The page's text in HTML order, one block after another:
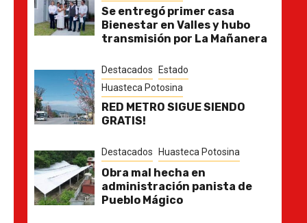
Se entregó primer casa
Bienestar en Valles y hubo
transmisión por La Mañanera
Destacados
Estado
Huasteca Potosina
RED METRO SIGUE SIENDO
GRATIS!
Destacados Huasteca Potosina
Obra mal hecha en
administración panista de
Pueblo Mágico